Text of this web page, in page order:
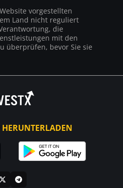
vorgestellten
Land nicht reguliert
die
mit den
überprüfen, bevor Sie sie